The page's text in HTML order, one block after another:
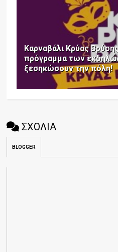
Καρναβάλι Κρύας
πρόγραμμα των
ξεσηκώσουν την πόλη!
ΣΧΟΛΙΑ
BLOGGER